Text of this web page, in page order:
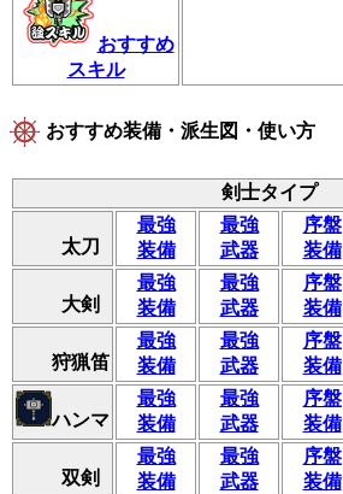
おすすめ
スキル
おすすめ装備・派生図・使い方
剣士タイプ
太刀
最強
装備
最強
武器
序盤
装備
大剣
最強
装備
最強
武器
序盤
装備
狩猟笛
最強
装備
最強
武器
序盤
装備
ハンマ
最強
装備
最強
武器
序盤
装備
双剣
最強
装備
最強
武器
序盤
装備